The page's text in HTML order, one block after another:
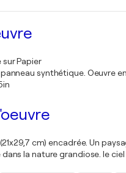
sur Papier
synthétique. Oeuvre
cm) encadrée. Un
la nature grandiose. le